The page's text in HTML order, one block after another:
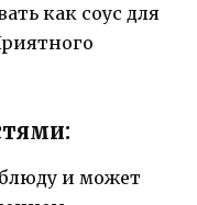
как соус для
и может